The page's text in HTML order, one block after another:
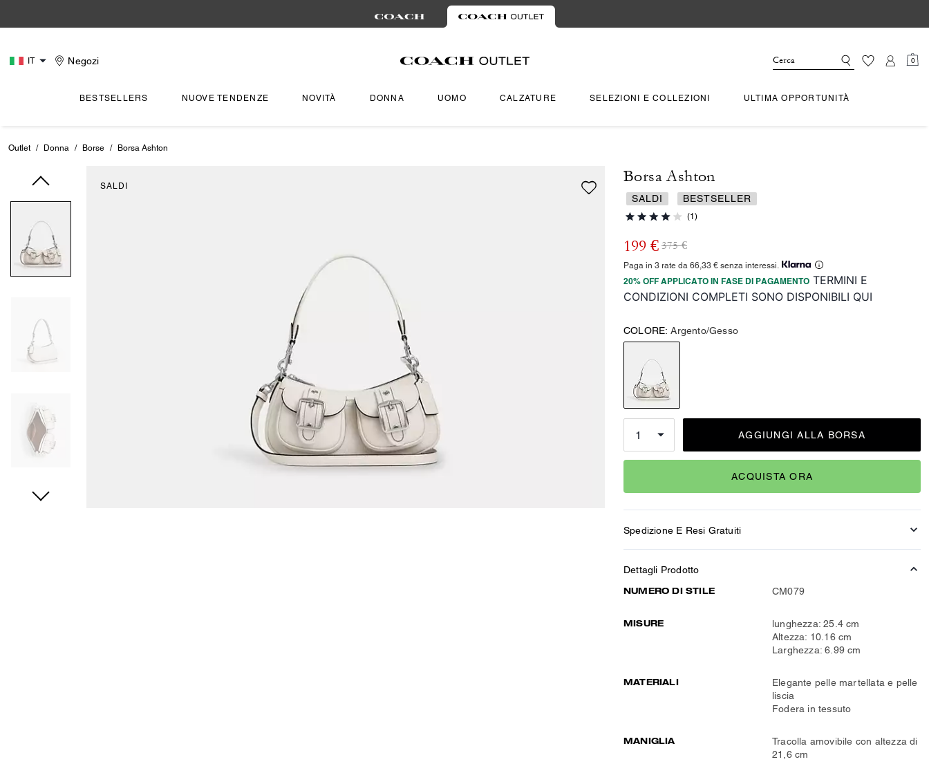
IT Negozi 0
BESTSELLERS NUOVE TENDENZE NOVITÀ DONNA UOMO CALZATURE SELEZIONI E COLLEZIONI ULTIMA OPPORTUNITÀ
Outlet / Donna / Borse / Borsa Ashton
SALDI
Borsa Ashton
SALDI BESTSELLER
(1)
199 € 375 €
Paga in 3 rate da 66,33 € senza interessi.
20% OFF APPLICATO IN FASE DI PAGAMENTO TERMINI E
CONDIZIONI COMPLETI SONO DISPONIBILI QUI
COLORE: Argento/Gesso
AGGIUNGI ALLA BORSA
ACQUISTA ORA
Spedizione E Resi Gratuiti
Dettagli Prodotto
NUMERO DI STILE
CM079
MISURE
lunghezza: 25.4 cm
Altezza: 10.16 cm
Larghezza: 6.99 cm
MATERIALI
Elegante pelle martellata e pelle
liscia
Fodera in tessuto
MANIGLIA
Tracolla amovibile con altezza di
21,6 cm